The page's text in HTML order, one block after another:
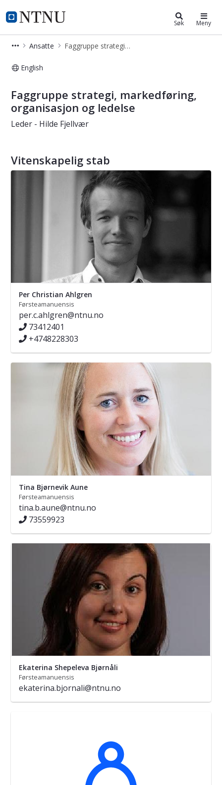
NTNU Hjemmeside
NTNU Handelshøyskolen Søk Meny
Ansatte Faggruppe strategi, markedsføring, organisasjon og ledelse
English
Faggruppe strategi, markedføring,
organisasjon og ledelse
Leder - Hilde Fjellvær
Vitenskapelig stab
Per Christian Ahlgren
Førsteamanuensis
per.c.ahlgren@ntnu.no
73412401
+4748228303
Tina Bjørnevik Aune
Førsteamanuensis
tina.b.aune@ntnu.no
73559923
Ekaterina Shepeleva Bjørnåli
Førsteamanuensis
ekaterina.bjornali@ntnu.no